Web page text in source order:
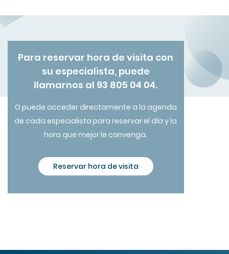
Para reservar hora de visita con
su especialista, puede
llamarnos al 93 805 04 04.
O puede acceder directamente a la agenda
de cada especialista para reservar el día y la
hora que mejor le convenga.
Reservar hora de visita